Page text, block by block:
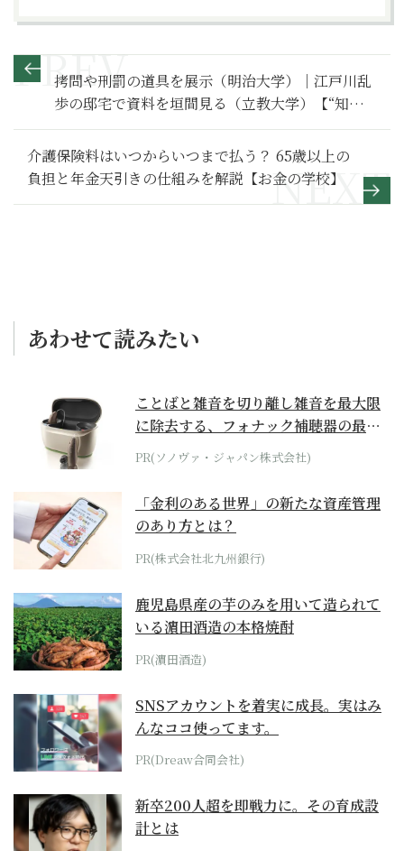
拷問や刑罰の道具を展示（明治大学）｜江戸川乱
歩の邸宅で資料を垣間見る（立教大学）【“知の
宝物庫”大学を歩く】
介護保険料はいつからいつまで払う？ 65歳以上の
負担と年金天引きの仕組みを解説【お金の学校】
あわせて読みたい
ことばと雑音を切り離し雑音を最大限
に除去する、フォナック補聴器の最上
位モデル
PR(ソノヴァ・ジャパン株式会社)
「金利のある世界」の新たな資産管理
のあり方とは？
PR(株式会社北九州銀行)
鹿児島県産の芋のみを用いて造られて
いる濵田酒造の本格焼酎
PR(濵田酒造)
SNSアカウントを着実に成長。実はみ
んなココ使ってます。
PR(Dreaw合同会社)
新卒200人超を即戦力に。その育成設
計とは